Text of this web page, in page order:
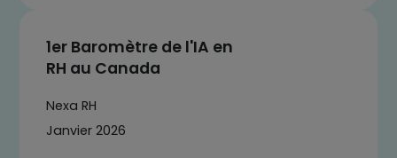
1er Baromètre de l'IA en
RH au Canada
Nexa RH
Janvier 2026